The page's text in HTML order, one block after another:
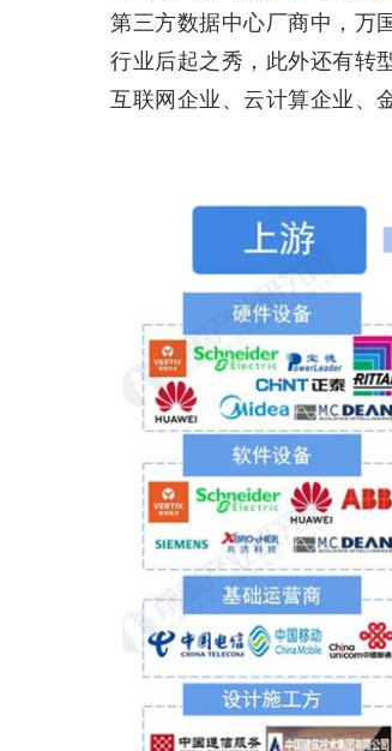
第三方数据中心厂商中，万
行业后起之秀，此外还有转
互联网企业、云计算企业、